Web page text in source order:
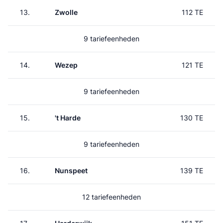
13. Zwolle 112 TE
9 tariefeenheden
14. Wezep 121 TE
9 tariefeenheden
15. 't Harde 130 TE
9 tariefeenheden
16. Nunspeet 139 TE
12 tariefeenheden